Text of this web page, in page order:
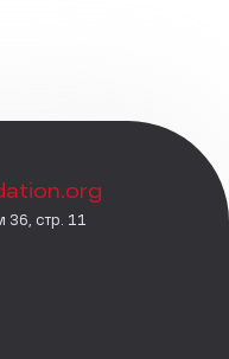
36, стр. 11